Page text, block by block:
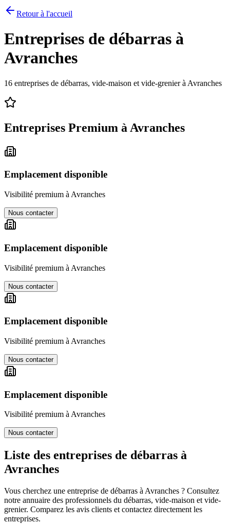
Retour à l'accueil
Entreprises de débarras à
Avranches
16 entreprises de débarras, vide-maison et vide-grenier à Avranches
Entreprises Premium à Avranches
Emplacement disponible
Visibilité premium à Avranches
Nous contacter
Emplacement disponible
Visibilité premium à Avranches
Nous contacter
Emplacement disponible
Visibilité premium à Avranches
Nous contacter
Emplacement disponible
Visibilité premium àAvranches
Nous contacter
Liste des entreprises de débarras à
Avranches
Vous cherchez une entreprise de débarras à Avranches ? Consultez
notre annuaire des professionnels du débarras, vide-maison et vide-
grenier. Comparez les avis clients et contactez directement les
entreprises.